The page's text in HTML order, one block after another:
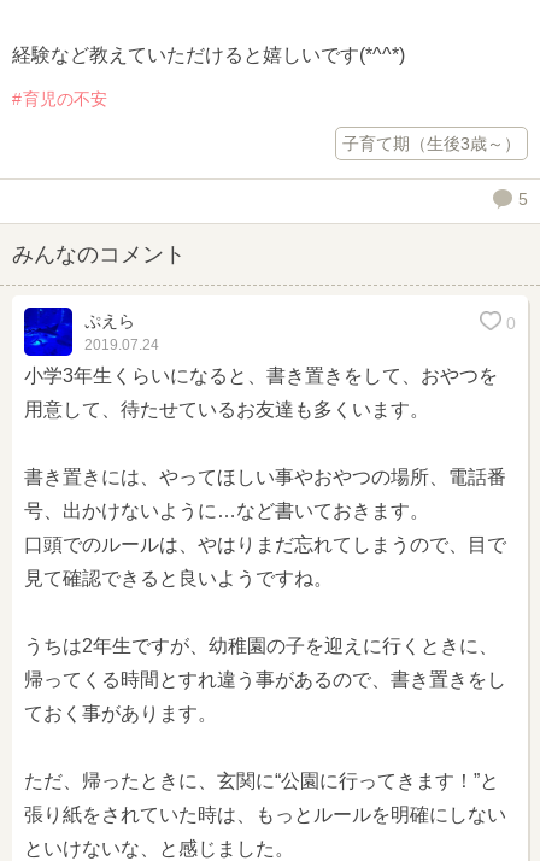
経験など教えていただけると嬉しいです(*^^*)
育児の不安
子育て期（生後3歳～）
5
みんなのコメント
ぷえら
2019.07.24
0
小学3年生くらいになると、書き置きをして、おやつを
用意して、待たせているお友達も多くいます。
書き置きには、やってほしい事やおやつの場所、電話番
号、出かけないように…など書いておきます。
口頭でのルールは、やはりまだ忘れてしまうので、目で
見て確認できると良いようですね。
うちは2年生ですが、幼稚園の子を迎えに行くときに、
帰ってくる時間とすれ違う事があるので、書き置きをし
ておく事があります。
ただ、帰ったときに、玄関に“公園に行ってきます！”と
張り紙をされていた時は、もっとルールを明確にしない
といけないな、と感じました。